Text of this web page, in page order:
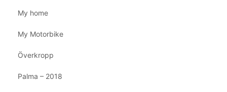
My home
My Motorbike
Överkropp
Palma – 2018